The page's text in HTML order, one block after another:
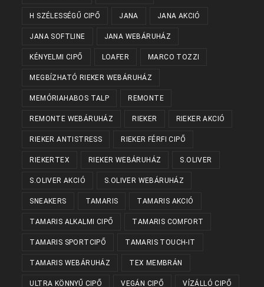
H SZÉLESSÉGŰ CIPŐ JANA JANA AKCIÓ
JANA SOFTLINE JANA WEBÁRUHÁZ
KÉNYELMI CIPŐ LOAFER MARCO TOZZI
MEGBÍZHATÓ RIEKER WEBÁRUHÁZ
MEMÓRIAHABOS TALP REMONTE
REMONTE WEBÁRUHÁZ RIEKER RIEKER AKCIÓ
RIEKER ANTISTRESS RIEKER FÉRFI CIPŐ
RIEKERTEX RIEKER WEBÁRUHÁZ S.OLIVER
S.OLIVER AKCIÓ S.OLIVER WEBÁRUHÁZ
SNEAKERS TAMARIS TAMARIS AKCIÓ
TAMARIS ALKALMI CIPŐ TAMARIS COMFORT
TAMARIS SPORTCIPŐ TAMARIS TOUCH-IT
TAMARIS WEBÁRUHÁZ TEX MEMBRÁN
ULTRA KÖNNYŰ CIPŐ VEGÁN CIPŐ VÍZÁLLÓ CIPŐ